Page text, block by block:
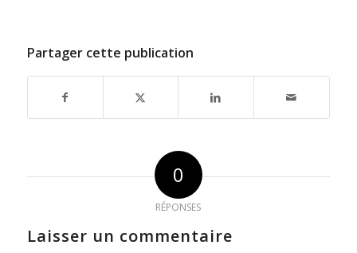
Partager cette publication
0
RÉPONSES
Laisser un commentaire